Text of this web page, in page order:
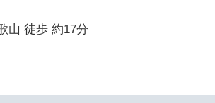
山 徒歩 約17分